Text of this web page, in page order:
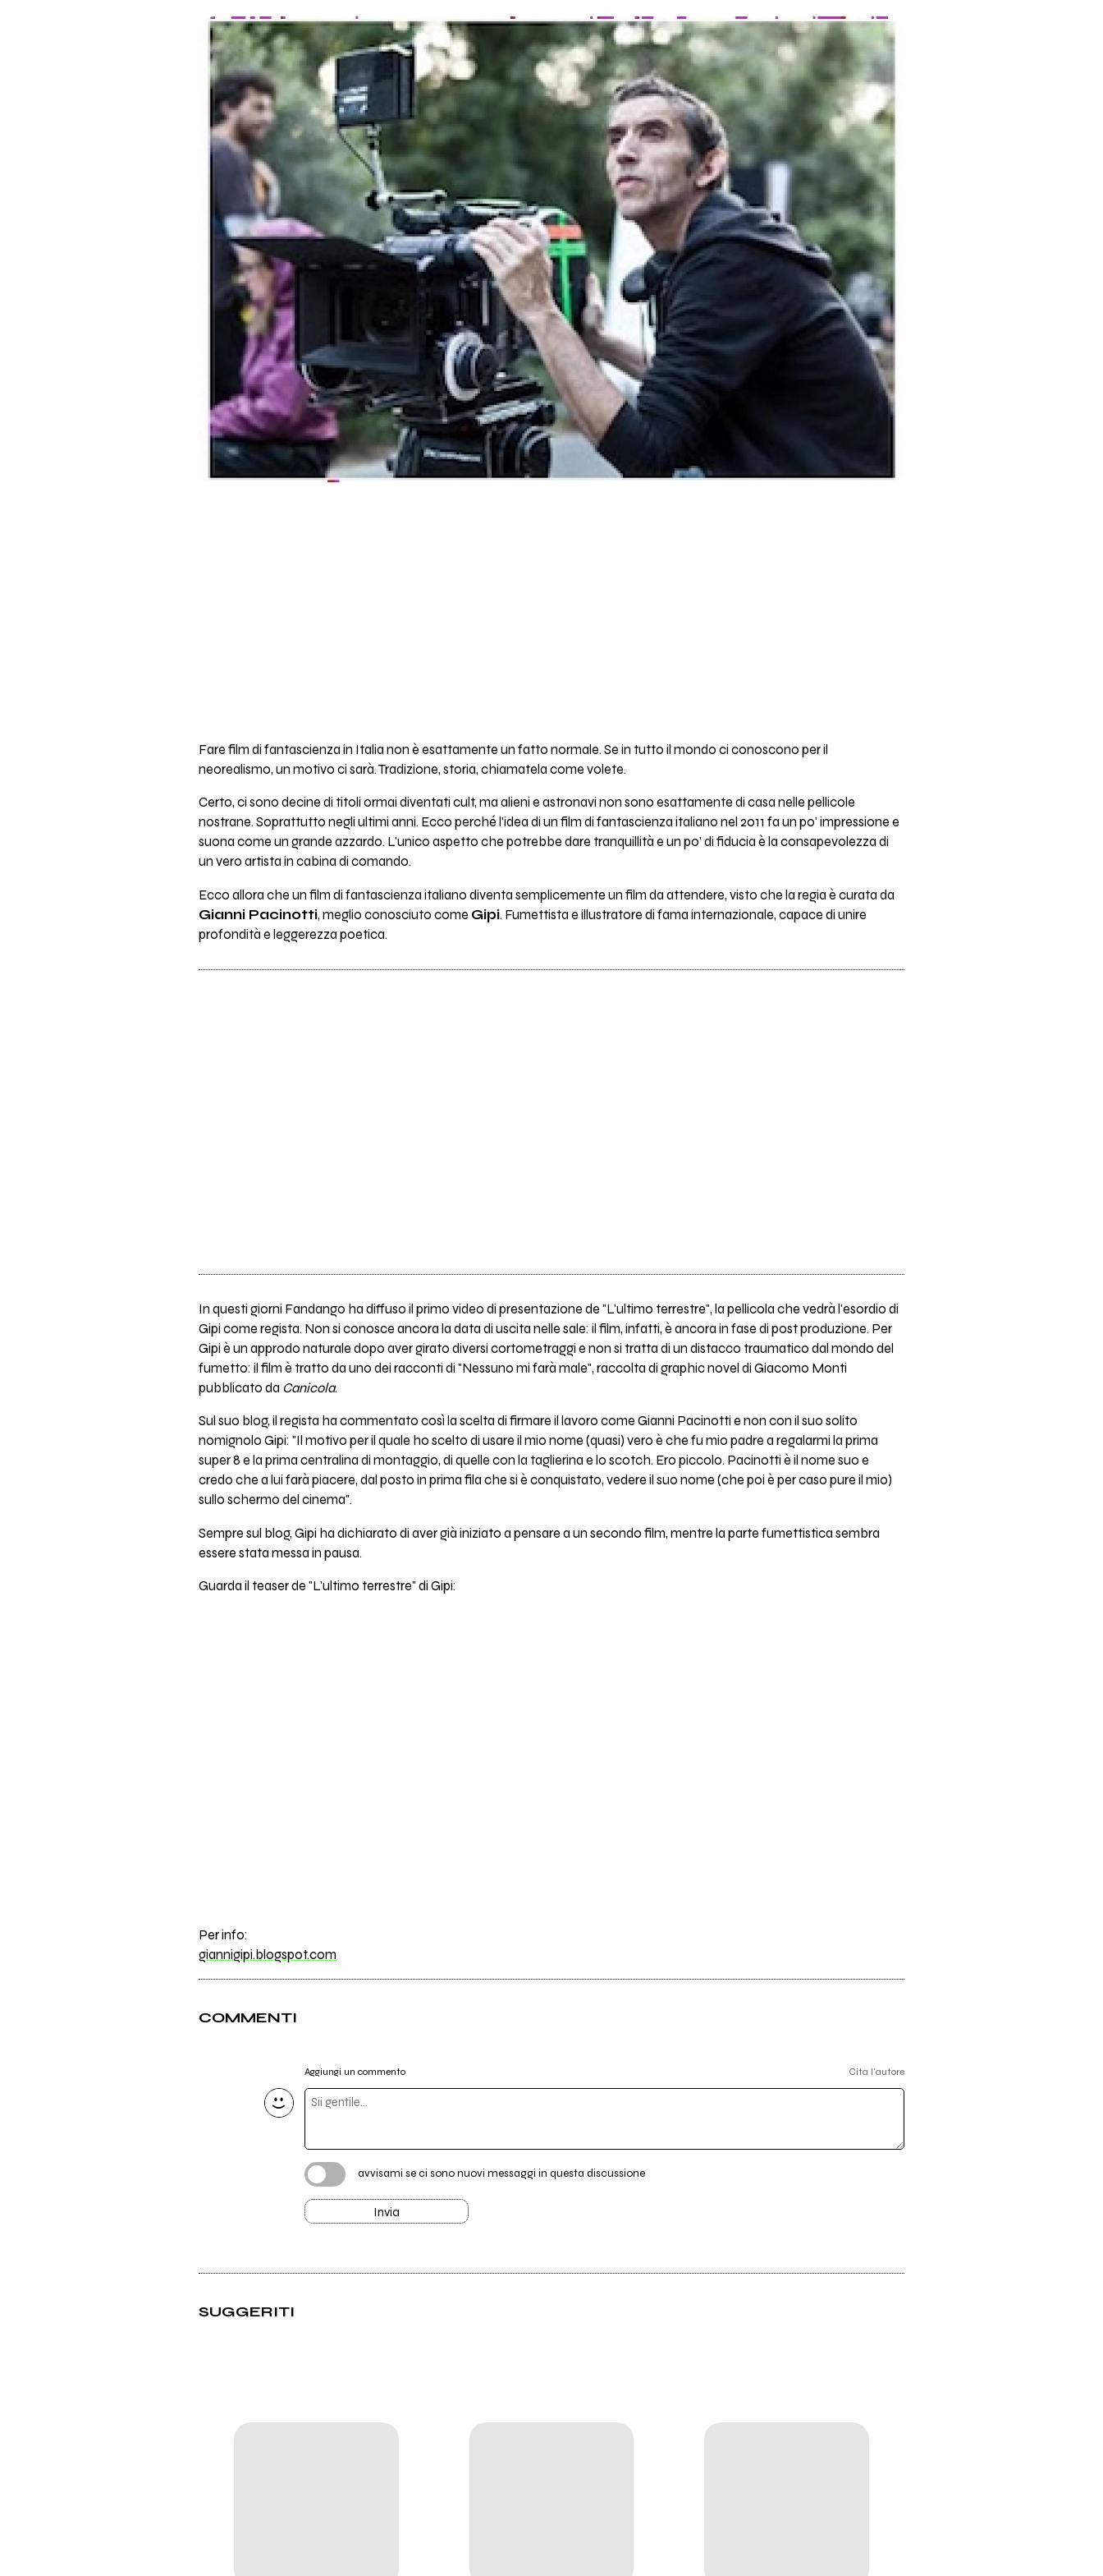
Fare film di fantascienza in Italia non è esattamente un fatto normale. Se in tutto il mondo ci conoscono per il
neorealismo, un motivo ci sarà. Tradizione, storia, chiamatela come volete.
Certo, ci sono decine di titoli ormai diventati cult, ma alieni e astronavi non sono esattamente di casa nelle pellicole
nostrane. Soprattutto negli ultimi anni. Ecco perché l'idea di un film di fantascienza italiano nel 2011 fa un po' impressione e
suona come un grande azzardo. L'unico aspetto che potrebbe dare tranquillità e un po' di fiducia è la consapevolezza di
un vero artista in cabina di comando.
Ecco allora che un film di fantascienza italiano diventa semplicemente un film da attendere, visto che la regia è curata da
Gianni Pacinotti, meglio conosciuto come Gipi. Fumettista e illustratore di fama internazionale, capace di unire
profondità e leggerezza poetica.
In questi giorni Fandango ha diffuso il primo video di presentazione de "L'ultimo terrestre", la pellicola che vedrà l'esordio di
Gipi come regista. Non si conosce ancora la data di uscita nelle sale: il film, infatti, è ancora in fase di post produzione. Per
Gipi è un approdo naturale dopo aver girato diversi cortometraggi e non si tratta di un distacco traumatico dal mondo del
fumetto: il film è tratto da uno dei racconti di "Nessuno mi farà male", raccolta di graphic novel di Giacomo Monti
pubblicato da Canicola.
Sul suo blog, il regista ha commentato così la scelta di firmare il lavoro come Gianni Pacinotti e non con il suo solito
nomignolo Gipi: "Il motivo per il quale ho scelto di usare il mio nome (quasi) vero è che fu mio padre a regalarmi la prima
super 8 e la prima centralina di montaggio, di quelle con la taglierina e lo scotch. Ero piccolo. Pacinotti è il nome suo e
credo che a lui farà piacere, dal posto in prima fila che si è conquistato, vedere il suo nome (che poi è per caso pure il mio)
sullo schermo del cinema".
Sempre sul blog, Gipi ha dichiarato di aver già iniziato a pensare a un secondo film, mentre la parte fumettistica sembra
essere stata messa in pausa.
Guarda il teaser de "L'ultimo terrestre" di Gipi:
Per info:
giannigipi.blogspot.com
COMMENTI
Aggiungi un commento Cita l'autore
avvisami se ci sono nuovi messaggi in questa discussione
Invia
SUGGERITI